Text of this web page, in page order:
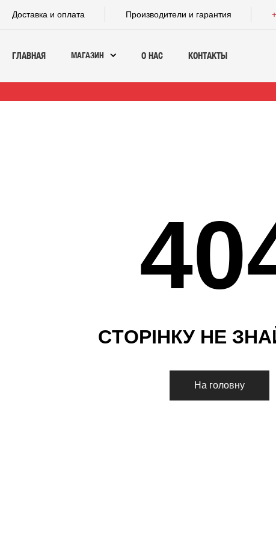
Доставка и оплата Производители и гарантия
ГЛАВНАЯ МАГАЗИН О НАС КОНТАКТЫ
СТОРІНКУ НЕ ЗНА
На головну